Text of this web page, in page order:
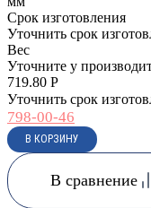
Срок изготовления
Уточнить срок
Вес
Уточните у
719.80 Р
Уточнить срок
798-00-46
В сравнение